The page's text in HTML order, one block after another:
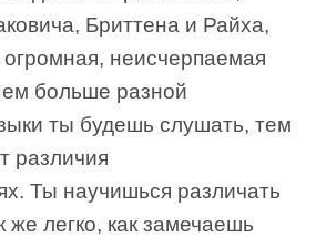
Бриттена и Райха,
огромная, неисчерпаемая
больше разной
ты будешь слушать, тем
различия
Ты научишься различать
же легко, как замечаешь